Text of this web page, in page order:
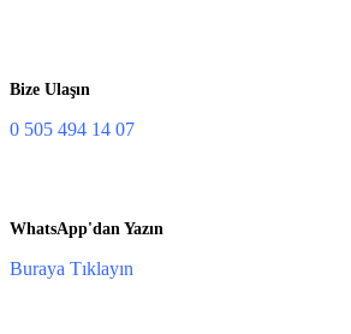
Bize Ulaşın
0 505 494 14 07
WhatsApp'dan Yazın
Buraya Tıklayın